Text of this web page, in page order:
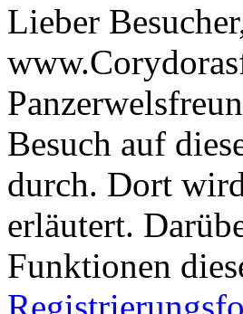
Lieber
Besuch auf
durch. Dort
erläutert.
Funktionen